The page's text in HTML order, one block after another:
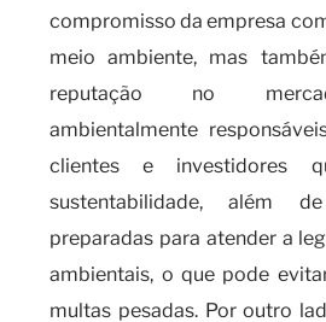
compromisso da empresa
meio ambiente, mas
reputação no
ambientalmente
clientes e investidores
sustentabilidade, além
preparadas para atender a
ambientais, o que pode
multas pesadas. Por outro